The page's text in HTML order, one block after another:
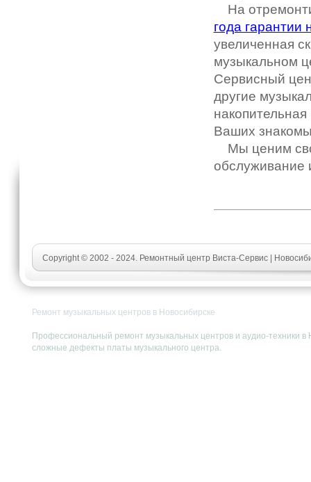
На
года гарантии
увеличенная
музыкальном
Сервисный
другие
Ваших
Мы ценим
обслуживание
Copyright © 2002 - 2024. Ремонтный центр Виста-Сервис |
Ремонт музыкальных центров в Новосибирске
Профессиональный ремонт музыкальных центров и аудио-техники
сложные дефекты платы музыкального центра.